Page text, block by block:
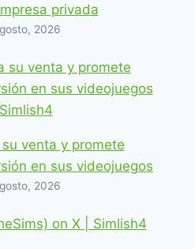
privada
2026
venta y promete
en sus videojuegos
2026